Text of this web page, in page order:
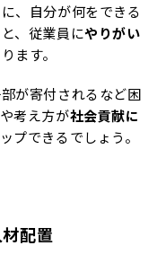
、自分が何をできる
、従業員にやりがい
ます。
が寄付されるなど困
考え方が社会貢献に
プできるでしょう。
配置